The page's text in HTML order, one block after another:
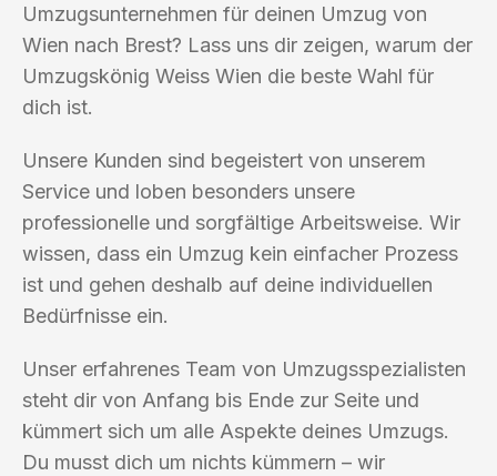
Umzugsunternehmen für deinen Umzug von
Wien nach Brest? Lass uns dir zeigen, warum der
Umzugskönig Weiss Wien die beste Wahl für
dich ist.
Unsere Kunden sind begeistert von unserem
Service und loben besonders unsere
professionelle und sorgfältige Arbeitsweise. Wir
wissen, dass ein Umzug kein einfacher Prozess
ist und gehen deshalb auf deine individuellen
Bedürfnisse ein.
Unser erfahrenes Team von Umzugsspezialisten
steht dir von Anfang bis Ende zur Seite und
kümmert sich um alle Aspekte deines Umzugs.
Du musst dich um nichts kümmern – wir